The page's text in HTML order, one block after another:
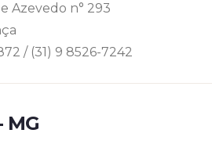
Azevedo n° 293
/ (31) 9 8526-7242
MG